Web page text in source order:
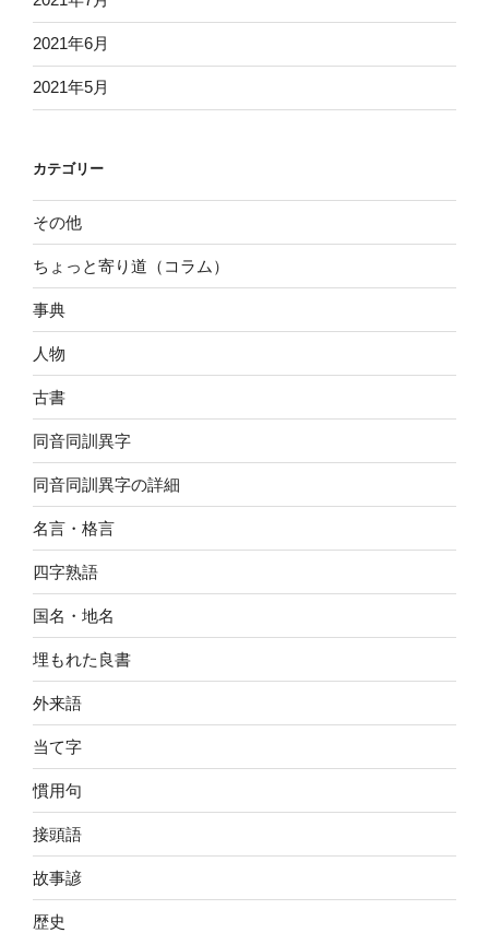
2021年6月
2021年5月
カテゴリー
その他
ちょっと寄り道（コラム）
事典
人物
古書
同音同訓異字
同音同訓異字の詳細
名言・格言
四字熟語
国名・地名
埋もれた良書
外来語
当て字
慣用句
接頭語
故事諺
歴史